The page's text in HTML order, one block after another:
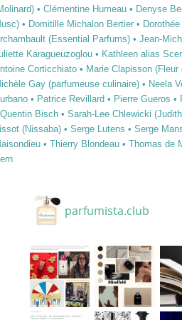
• Clémentine Humeau • Denyse
• Domitille Michalon Bertier •
(Essential Parfums) • Jean-
Karagueuzoglou • Kathleen alias
Corticchiato • Marie Clapisson (Fleur
Gay (parfumeuse culinaire) • Neela
• Patrice Revillard • Pierre Gueros •
Bisch • Sarah-Lee Chlewicki
(Nissaba) • Serge Lutens • Serge
• Thierry Blondeau • Thomas de
parfumista.club